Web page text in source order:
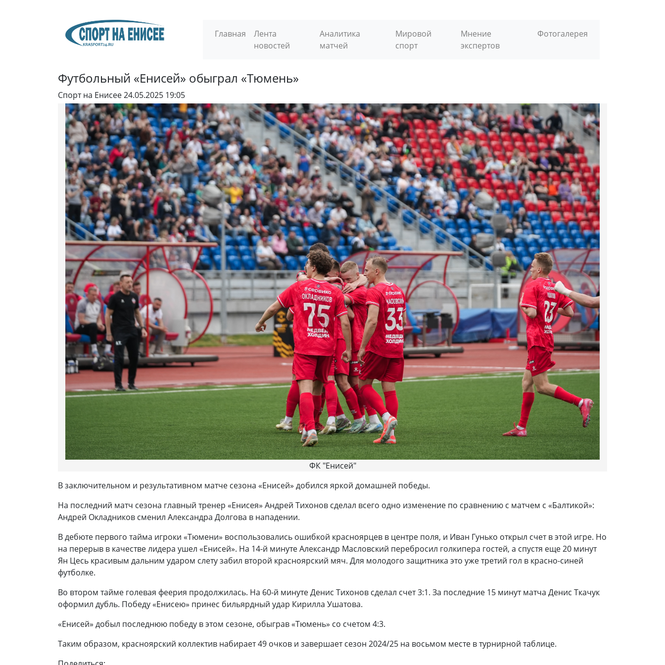
Главная
Лента
новостей
Аналитика
матчей
Мировой
спорт
Мнение
экспертов
Фотогалерея
Футбольный «Енисей» обыграл «Тюмень»
Спорт на Енисее24.05.2025 19:05
ФК "Енисей"
В заключительном и результативном матче сезона «Енисей» добился яркой домашней победы.
На последний матч сезона главный тренер «Енисея» Андрей Тихонов сделал всего одно изменение по сравнению с матчем с «Балтикой»:
Андрей Окладников сменил Александра Долгова в нападении.
В дебюте первого тайма игроки «Тюмени» воспользовались ошибкой красноярцев в центре поля, и Иван Гунько открыл счет в этой игре. Но
на перерыв в качестве лидера ушел «Енисей». На 14-й минуте Александр Масловский перебросил голкипера гостей, а спустя еще 20 минут
Ян Цесь красивым дальним ударом слету забил второй красноярский мяч. Для молодого защитника это уже третий гол в красно-синей
футболке.
Во втором тайме голевая феерия продолжилась. На 60-й минуте Денис Тихонов сделал счет 3:1. За последние 15 минут матча Денис Ткачук
оформил дубль. Победу «Енисею» принес бильярдный удар Кирилла Ушатова.
«Енисей» добыл последнюю победу в этом сезоне, обыграв «Тюмень» со счетом 4:3.
Таким образом, красноярский коллектив набирает 49 очков и завершает сезон 2024/25 на восьмом месте в турнирной таблице.